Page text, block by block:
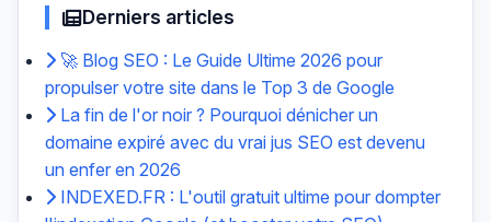
Derniers articles
🚀 Blog SEO : Le Guide Ultime 2026 pour
propulser votre site dans le Top 3 de Google
La fin de l'or noir ? Pourquoi dénicher un
domaine expiré avec du vrai jus SEO est devenu
un enfer en 2026
INDEXED.FR : L'outil gratuit ultime pour dompter